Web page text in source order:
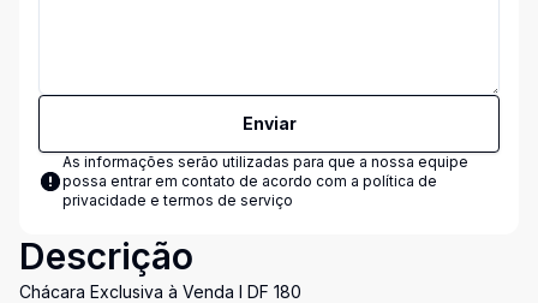
Enviar
As informações serão utilizadas para que a nossa equipe
possa entrar em contato de acordo com a política de
privacidade e termos de serviço
Descrição
Chácara Exclusiva à Venda I DF 180